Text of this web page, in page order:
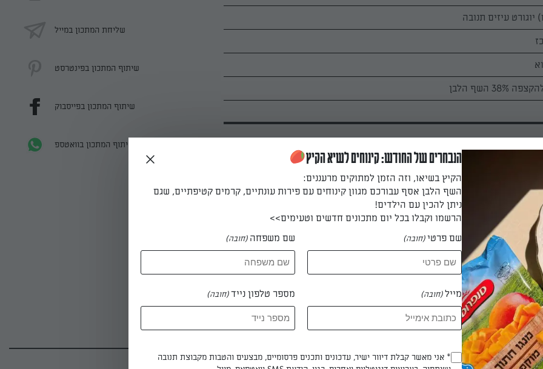
יוגורט, חלב מרוכז ואננס טחון לבלילה אחידה.
ומקפלים אל בלילת האננס.
ומקפיאים 6 שעות לפחות לפני ההגשה.
שליחת המתכון במייל
שיתוף המתכון בפינטרסט
שיתוף המתכון בפייסבוק
שיתוף המתכון בוואטספ
הנבחרים של החודש: קינוחים לשיא הקיץ
הקיץ בשיאו, וזה הזמן למתוקים מרעננים:
השף הלבן אסף עבורכם מגוון קינוחים עם פירות עונתיים, קרמים קטיפתיים, שגם
ניתן להכין עם הילדים!
הרשמו וקבלו בכל יום מתכונים חדשים וטעימים>>
שם פרטי(חובה) שם משפחה (חובה)
מייל(חובה) מספר טלפון נייד(חובה)
Opt_In
* אני מאשר קבלת דיוור ישיר, עדכונים ותכנים פרסומיים, מבצעים והטבות מקבוצת תנובה